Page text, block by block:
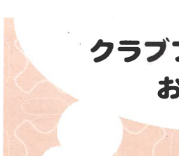
独自のコースティーチング
クラブフィッティングの５つの
全額返金保証
原田メソッド